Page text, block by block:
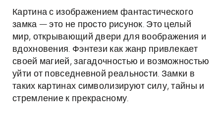
Картина с изображением фантастического
замка — это не просто рисунок. Это целый
мир, открывающий двери для воображения и
вдохновения. Фэнтези как жанр привлекает
своей магией, загадочностью и возможностью
уйти от повседневной реальности. Замки в
таких картинах символизируют силу, тайны и
стремление к прекрасному.